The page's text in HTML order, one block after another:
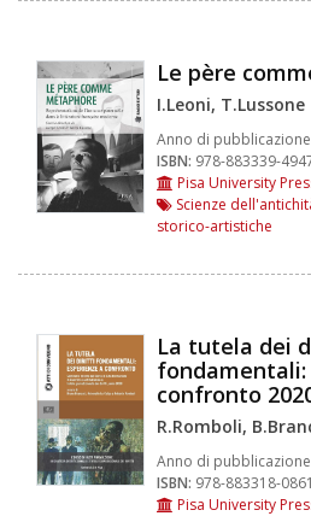
Le père
I.Leoni, T.Lussone
Anno di
ISBN: 978-883339-
Pisa University
Scienze
storico-artistiche
La tutela dei
fondamentali:
confronto
R.Romboli,
Anno di
ISBN: 978-883318-0861
Pisa University